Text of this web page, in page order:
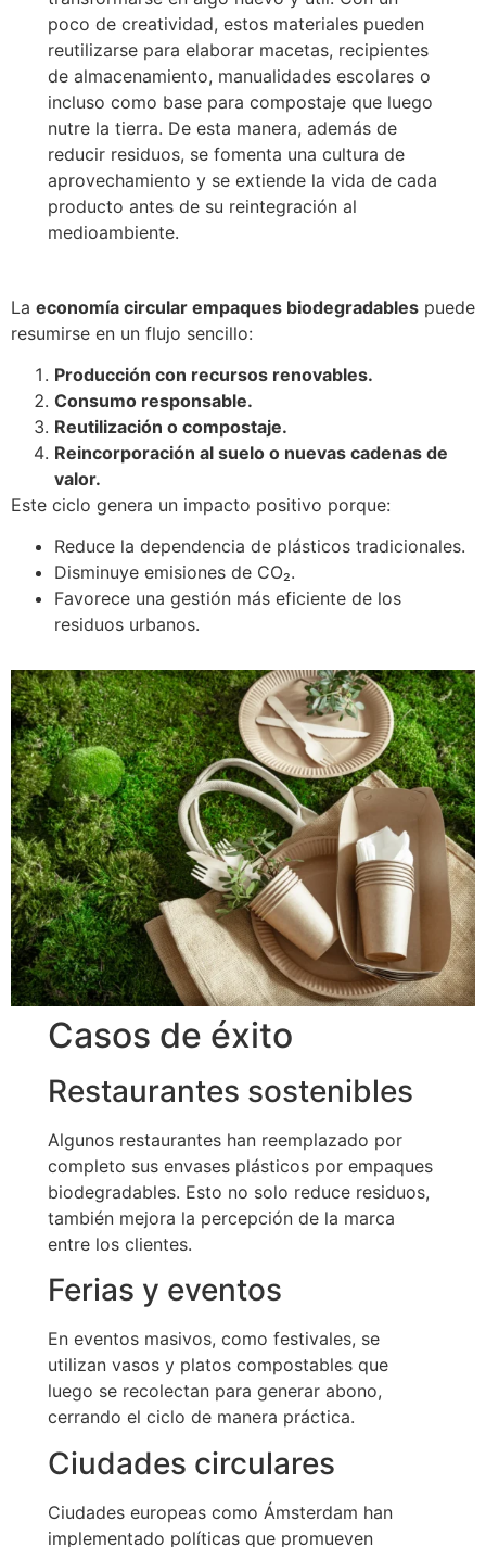
poco de creatividad, estos materiales pueden
reutilizarse para elaborar macetas, recipientes
de almacenamiento, manualidades escolares o
incluso como base para compostaje que luego
nutre la tierra. De esta manera, además de
reducir residuos, se fomenta una cultura de
aprovechamiento y se extiende la vida de cada
producto antes de su reintegración al
medioambiente.
La economía circular empaques biodegradables puede
resumirse en un flujo sencillo:
Producción con recursos renovables.
Consumo responsable.
Reutilización o compostaje.
Reincorporación al suelo o nuevas cadenas de
valor.
Este ciclo genera un impacto positivo porque:
Reduce la dependencia de plásticos tradicionales.
Disminuye emisiones de CO₂.
Favorece una gestión más eficiente de los
residuos urbanos.
Casos de éxito
Restaurantes sostenibles
Algunos restaurantes han reemplazado por
completo sus envases plásticos por empaques
biodegradables. Esto no solo reduce residuos,
también mejora la percepción de la marca
entre los clientes.
Ferias y eventos
En eventos masivos, como festivales, se
utilizan vasos y platos compostables que
luego se recolectan para generar abono,
cerrando el ciclo de manera práctica.
Ciudades circulares
Ciudades europeas como Ámsterdam han
implementado políticas que promueven